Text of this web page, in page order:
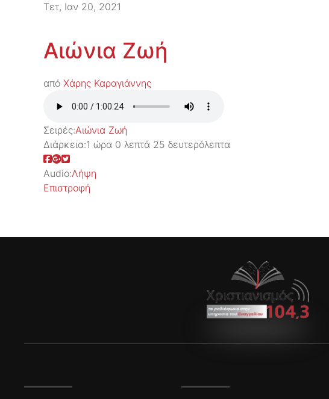
Τετ, Ιαν 20, 2021
Αιώνια Ζωή
από Χάρης Καραγιάννης
Σειρές:Αιώνια Ζωή
Διάρκεια:1 ώρα 0 λεπτά 25 δευτερόλεπτα
Audio:Λήψη
Επιστροφή